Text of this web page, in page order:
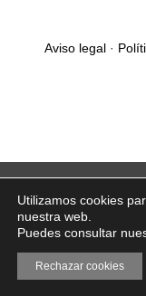
Aviso legal·
Utilizamos cookies
nuestra web.
Puedes consultar
Rechazar cookies